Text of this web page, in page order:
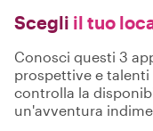
Scegli il tuo
Conosci questi 3
prospettive e
controlla la
un'avventura